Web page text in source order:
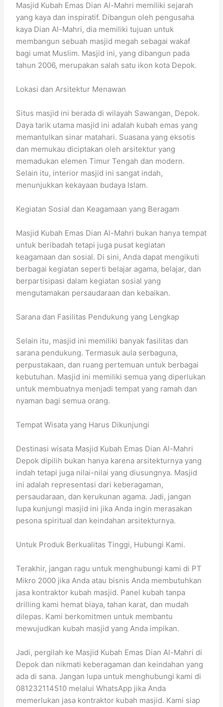
Masjid Kubah Emas Dian Al-Mahri memiliki sejarah
yang kaya dan inspiratif. Dibangun oleh pengusaha
kaya Dian Al-Mahri, dia memiliki tujuan untuk
membangun sebuah masjid megah sebagai wakaf
bagi umat Muslim. Masjid ini, yang dibangun pada
tahun 2006, merupakan salah satu ikon kota Depok.
Lokasi dan Arsitektur Menawan
Situs masjid ini berada di wilayah Sawangan, Depok.
Daya tarik utama masjid ini adalah kubah emas yang
memantulkan sinar matahari. Suasana yang eksotis
dan memukau diciptakan oleh arsitektur yang
memadukan elemen Timur Tengah dan modern.
Selain itu, interior masjid ini sangat indah,
menunjukkan kekayaan budaya Islam.
Kegiatan Sosial dan Keagamaan yang Beragam
Masjid Kubah Emas Dian Al-Mahri bukan hanya tempat
untuk beribadah tetapi juga pusat kegiatan
keagamaan dan sosial. Di sini, Anda dapat mengikuti
berbagai kegiatan seperti belajar agama, belajar, dan
berpartisipasi dalam kegiatan sosial yang
mengutamakan persaudaraan dan kebaikan.
Sarana dan Fasilitas Pendukung yang Lengkap
Selain itu, masjid ini memiliki banyak fasilitas dan
sarana pendukung. Termasuk aula serbaguna,
perpustakaan, dan ruang pertemuan untuk berbagai
kebutuhan. Masjid ini memiliki semua yang diperlukan
untuk membuatnya menjadi tempat yang ramah dan
nyaman bagi semua orang.
Tempat Wisata yang Harus Dikunjungi
Destinasi wisata Masjid Kubah Emas Dian Al-Mahri
Depok dipilih bukan hanya karena arsitekturnya yang
indah tetapi juga nilai-nilai yang diusungnya. Masjid
ini adalah representasi dari keberagaman,
persaudaraan, dan kerukunan agama. Jadi, jangan
lupa kunjungi masjid ini jika Anda ingin merasakan
pesona spiritual dan keindahan arsitekturnya.
Untuk Produk Berkualitas Tinggi, Hubungi Kami.
Terakhir, jangan ragu untuk menghubungi kami di PT
Mikro 2000 jika Anda atau bisnis Anda membutuhkan
jasa kontraktor kubah masjid. Panel kubah tanpa
drilling kami hemat biaya, tahan karat, dan mudah
dilepas. Kami berkomitmen untuk membantu
mewujudkan kubah masjid yang Anda impikan.
Jadi, pergilah ke Masjid Kubah Emas Dian Al-Mahri di
Depok dan nikmati keberagaman dan keindahan yang
ada di sana. Jangan lupa untuk menghubungi kami di
081232114510 melalui WhatsApp jika Anda
memerlukan jasa kontraktor kubah masjid. Kami siap